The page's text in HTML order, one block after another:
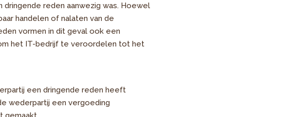
reden aanwezig was. Hoewel
handelen of nalaten van de
vormen in dit geval ook een
het IT-bedrijf te veroordelen tot het
een dringende reden heeft
wederpartij een vergoeding